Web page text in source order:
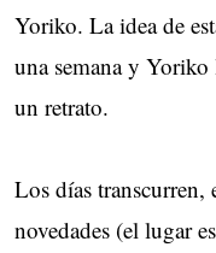
Yoriko. La idea de
una semana y
un retrato.
Los días
novedades (el lugar